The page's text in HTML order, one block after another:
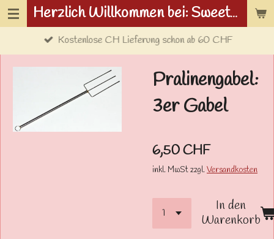
Zum
Herzlich Willkommen bei: Sweetwolf.ch
Kostenlose CH Lieferung schon ab 60 CHF
Pralinengabel:
3er Gabel
6,50 CHF
inkl. MwSt zzgl.Versandkosten
In den
Warenkorb